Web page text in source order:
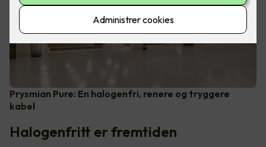
Prysmian Pure: En halogenfri, renere og tryggere
kabel
Halogenfritt er fremtiden